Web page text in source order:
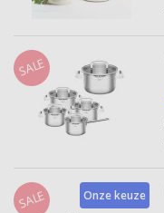
SALE
SALE Onze keuze